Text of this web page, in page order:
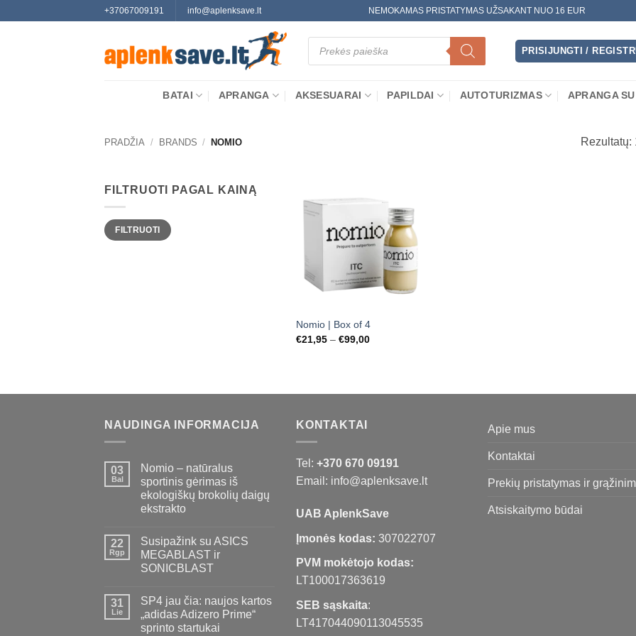
+37067009191 info@aplenksave.lt NEMOKAMAS PRISTATYMAS UŽSAKANT NUO 16 EUR
Products
search
PRISIJUNGTI /
BATAI APRANGA AKSESUARAI PAPILDAI AUTOTURIZMAS APRANGA
PRADŽIA / BRANDS / NOMIO Rezultatų:
FILTRUOTI PAGAL KAINĄ
Min
kaina
Maks
kainaFILTRUOTI
Nomio | Box of 4
€21,95 – €99,00Price
NAUDINGA INFORMACIJA
03
Bal
Nomio – natūralus
sportinis gėrimas iš
ekologiškų brokolių daigų
ekstrakto
22
Rgp
Susipažink su ASICS
MEGABLAST ir
SONICBLAST
31
Lie
SP4 jau čia: naujos kartos
„adidas Adizero Prime“
sprinto startukai
KONTAKTAI
Tel: +370 670 09191
Email: info@aplenksave.lt
UAB AplenkSave
Įmonės kodas: 307022707
PVM mokėtojo kodas:
LT100017363619
SEB sąskaita:
LT417044090113045535
Apie mus
Kontaktai
Prekių pristatymas ir
Atsiskaitymo būdai